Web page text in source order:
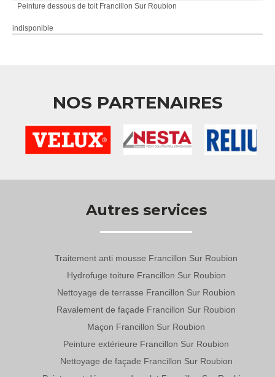
Peinture dessous de toit Francillon Sur Roubion
indisponible
NOS PARTENAIRES
Autres services
Traitement anti mousse Francillon Sur Roubion
Hydrofuge toiture Francillon Sur Roubion
Nettoyage de terrasse Francillon Sur Roubion
Ravalement de façade Francillon Sur Roubion
Maçon Francillon Sur Roubion
Peinture extérieure Francillon Sur Roubion
Nettoyage de façade Francillon Sur Roubion